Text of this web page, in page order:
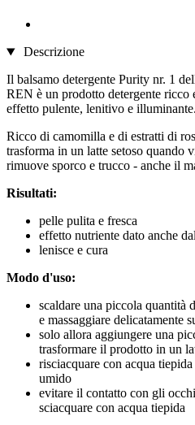
Descrizione
Il balsamo detergente Purity nr. 1
REN è un prodotto detergente ricco
effetto pulente, lenitivo e illuminante.
Ricco di camomilla e di estratti di
trasforma in un latte setoso quando
rimuove sporco e trucco - anche il
Risultati:
pelle pulita e fresca
effetto nutriente dato anche
lenisce e cura
Modo d'uso:
scaldare una piccola quantità
e massaggiare delicatamente
solo allora aggiungere una
trasformare il prodotto in un
risciacquare con acqua
umido
evitare il contatto con gli
sciacquare con acqua tiepida